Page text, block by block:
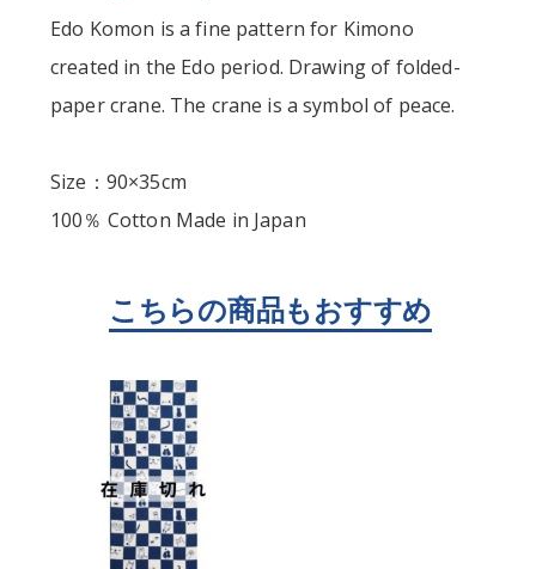
Edo Komon is a fine pattern for Kimono
created in the Edo period. Drawing of folded-
paper crane. The crane is a symbol of peace.
Size：90×35cm
100％ Cotton Made in Japan